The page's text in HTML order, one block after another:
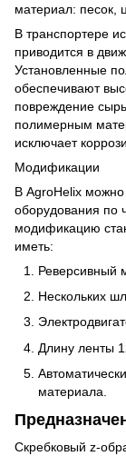
материал: песок,
В транспортере
приводится в
Установленные
обеспечивают
повреждение
полимерным
исключает
Модификации
В AgroHelix можно
оборудования по
модификацию
иметь:
Реверсивный
Нескольких
Длину ленты
материала.
Скребковый z-